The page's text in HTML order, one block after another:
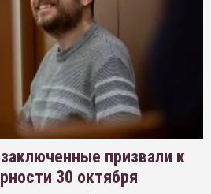
призвали к
30 октября